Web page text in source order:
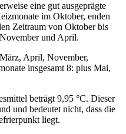
eine gut ausgeprägte
im Oktober, enden
Zeitraum von Oktober bis
und April.
April, November,
insgesamt 8: plus Mai,
beträgt 9,95 °C. Dieser
und bedeutet nicht, dass die
liegt.